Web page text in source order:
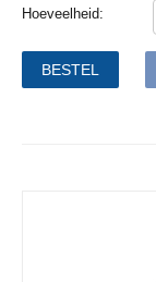
Hoeveelheid:
BESTEL